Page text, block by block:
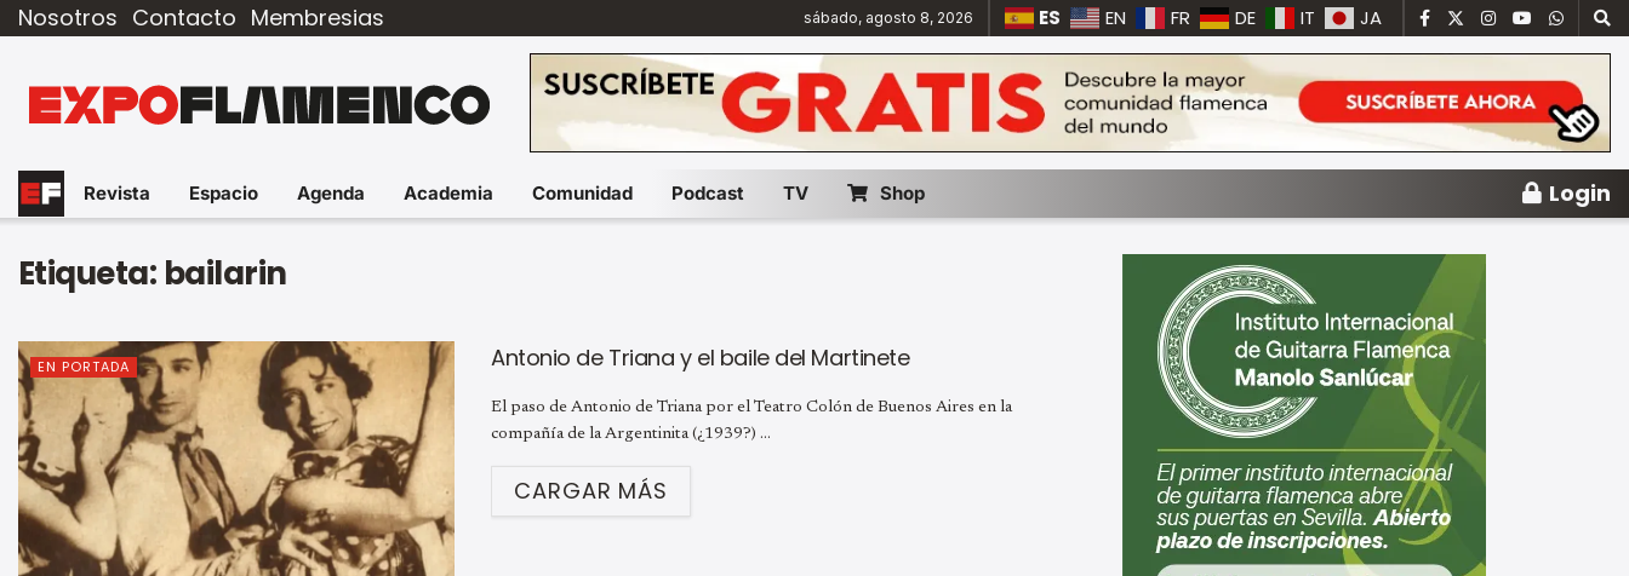
Nosotros Contacto Membresias sábado, agosto 8, 2026 ES EN FR DE IT JA
Revista Espacio Agenda Academia Comunidad Podcast TV Shop Login
Etiqueta: bailarin
EN PORTADA Antonio de Triana y el baile del Martinete
El paso de Antonio de Triana por el Teatro Colón de Buenos Aires en la
compañía de la Argentinita (¿1939?) ...
CARGAR MÁS